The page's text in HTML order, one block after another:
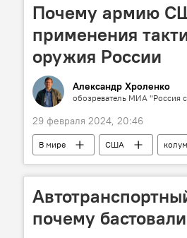
Почему армию
применения
оружия России
Александр Хроленко
обозреватель МИА "Россия
29 февраля 2024, 20:46
В мире США
почему